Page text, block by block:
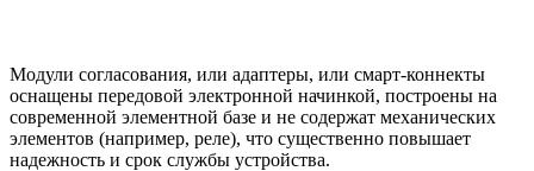
Модули согласования, или адаптеры, или смарт-коннекты
оснащены передовой электронной начинкой, построены на
современной элементной базе и не содержат механических
элементов (например, реле), что существенно повышает
надежность и срок службы устройства.